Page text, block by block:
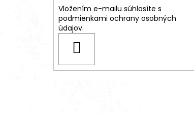
Vložením e-mailu súhlasíte s
podmienkami ochrany osobných
údajov.
SA